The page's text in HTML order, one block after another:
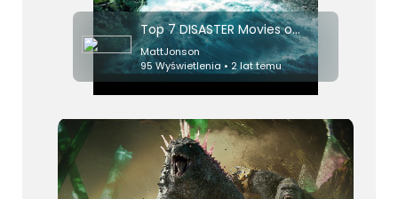
Top 7 DISASTER Movies on Netflix Right Now! 2024
MattJonson
95 Wyświetlenia • 2 lat temu